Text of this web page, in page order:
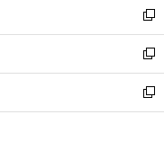
く
で
開
く
ド
ウ
で
開
く
ィ
ン
ド
ウ
で
開
い
ウ
ィ
ン
ド
ウ
新
し
い
ウ
ィ
ン
新
し
い
ウ
新
し